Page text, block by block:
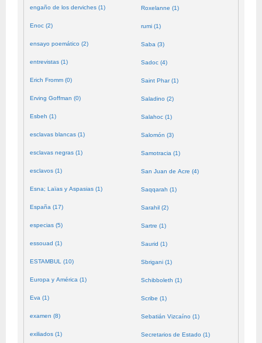
engaño de los derviches (1)
Enoc (2)
ensayo poemático (2)
entrevistas (1)
Erich Fromm (0)
Erving Goffman (0)
Esbeh (1)
esclavas blancas (1)
esclavas negras (1)
esclavos (1)
Esna; Laïas y Aspasias (1)
España (17)
especias (5)
essouad (1)
ESTAMBUL (10)
Europa y América (1)
Eva (1)
examen (8)
exiliados (1)
Roxelanne (1)
rumi (1)
Saba (3)
Sadoc (4)
Saint Phar (1)
Saladino (2)
Salahoc (1)
Salomón (3)
Samotracia (1)
San Juan de Acre (4)
Saqqarah (1)
Sarahil (2)
Sartre (1)
Saurid (1)
Sbrigani (1)
Schibboleth (1)
Scribe (1)
Sebatián Vizcaíno (1)
Secretarios de Estado (1)